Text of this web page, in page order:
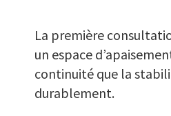
La première
un espace
continuité que la
durablement.